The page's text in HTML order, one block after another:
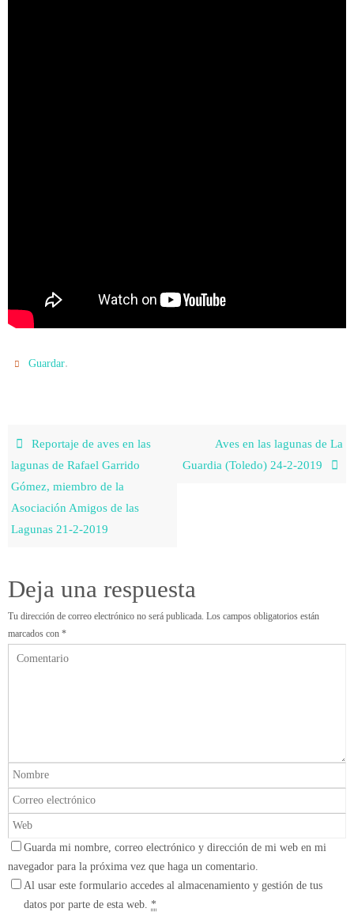
Guardar.
Reportaje de aves en las
lagunas de Rafael Garrido
Gómez, miembro de la
Asociación Amigos de las
Lagunas 21-2-2019
Aves en las lagunas de La
Guardia (Toledo) 24-2-2019
Deja una respuesta
Tu dirección de correo electrónico no será publicada. Los campos obligatorios están
marcados con *
Guarda mi nombre, correo electrónico y dirección de mi web en mi
navegador para la próxima vez que haga un comentario.
Al usar este formulario accedes al almacenamiento y gestión de tus
datos por parte de esta web. *